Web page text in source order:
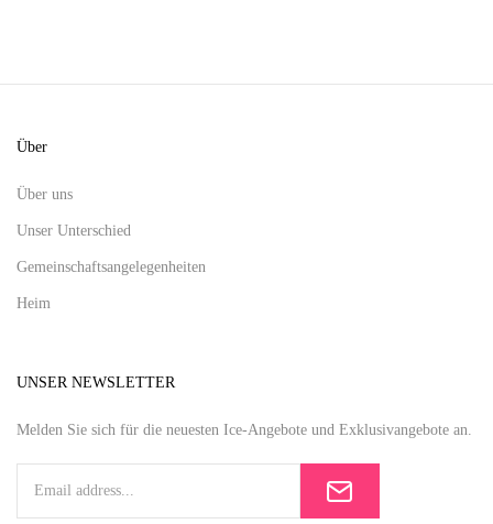
Über
Über uns
Unser Unterschied
Gemeinschaftsangelegenheiten
Heim
UNSER NEWSLETTER
Melden Sie sich für die neuesten Ice-Angebote und Exklusivangebote an.